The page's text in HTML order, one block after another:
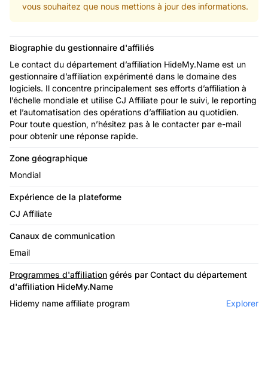
vous souhaitez que nous mettions à jour des informations.
Biographie du gestionnaire d'affiliés
Le contact du département d’affiliation HideMy.Name est un
gestionnaire d’affiliation expérimenté dans le domaine des
logiciels. Il concentre principalement ses efforts d’affiliation à
l’échelle mondiale et utilise CJ Affiliate pour le suivi, le reporting
et l’automatisation des opérations d’affiliation au quotidien.
Pour toute question, n’hésitez pas à le contacter par e-mail
pour obtenir une réponse rapide.
Zone géographique
Mondial
Expérience de la plateforme
CJ Affiliate
Canaux de communication
Email
Programmes d'affiliation gérés par Contact du département
d'affiliation HideMy.Name
Hidemy name affiliate program
Explorer